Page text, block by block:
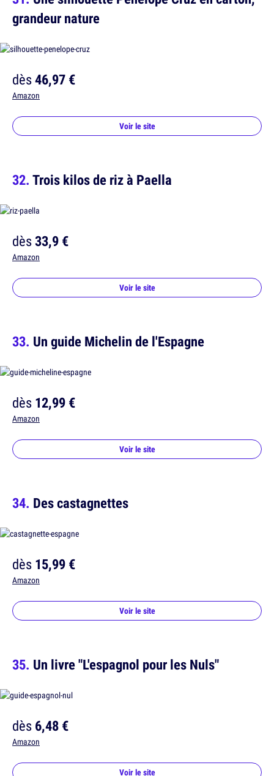
grandeur nature
dès46,97 €
Amazon
Voir le site
Trois kilos de riz à Paella
dès33,9 €
Amazon
Voir le site
Un guide Michelin de l'Espagne
dès12,99 €
Amazon
Voir le site
Des castagnettes
dès15,99 €
Amazon
Voir le site
Un livre "L'espagnol pour les Nuls"
dès6,48 €
Amazon
Voir le site